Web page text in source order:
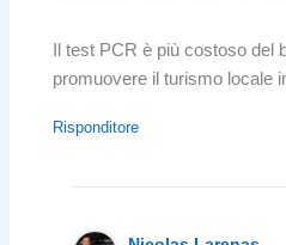
Il test PCR è più costoso del
promuovere il turismo locale
Risponditore